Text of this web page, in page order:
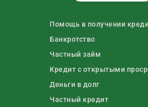
Помощь в получении
Банкротство
Частный займ
Кредит с открытыми
Деньги в долг
Частный кредит